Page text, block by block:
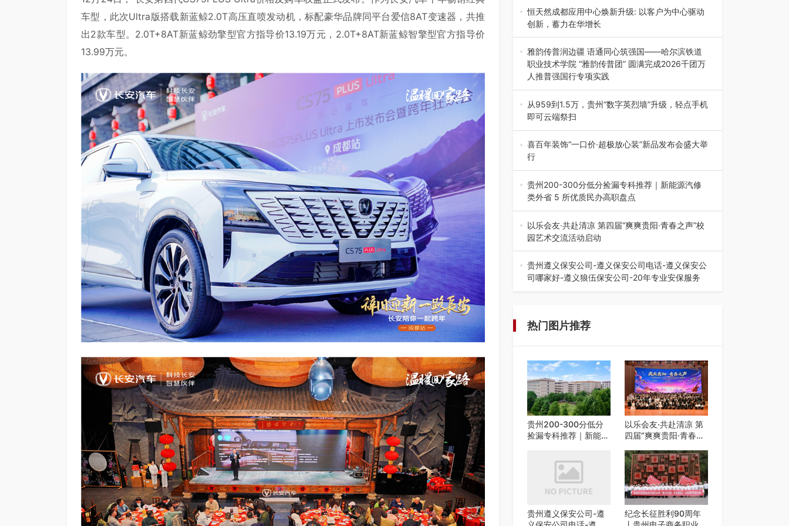
车型，此次Ultra版搭载新蓝鲸2.0T高压直喷发动机，标配豪华品牌同平台爱信8AT变速器，共推
出2款车型。2.0T+8AT新蓝鲸劲擎型官方指导价13.19万元，2.0T+8AT新蓝鲸智擎型官方指导价
13.99万元。
动目的地”（贵州站）主题…
恒天然成都应用中心焕新升级: 以客户为中心驱动
创新，蓄力在华增长
融合全球研发实力与本土洞察，深化客户共创，赋
能西南市场创新发展 （7月27日，成…
雅韵传普润边疆 语通同心筑强国——哈尔滨铁道
职业技术学院 “雅韵传普团” 圆满完成2026千团万
人推普强国行专项实践
为扎实推进2026“千团万人推普强国行”大学生暑
期社会实践，牢牢紧扣 “雅韵传普…
从959到1.5万，贵州“数字英烈墙”升级，轻点手机
即可云端祭扫
八一建军节到来之际，由贵州省退役军人事务厅指
导，贵阳市退役军人事务局联合贵州广电…
喜百年装饰“一口价·超极放心装”新品发布会盛大举
行
2026年7月31日，喜百年装饰“一口价·超极放心
装”新品发布会在贵阳隆重举行。…
贵州200-300分低分捡漏专科推荐｜新能源汽修
类外省 5 所优质民办高职盘点
在贵州省高考志愿填报体系中，200至300分数段
考生可选择的省内工科、新能源汽车…
以乐会友·共赴清凉 第四届“爽爽贵阳·青春之声”校
园艺术交流活动启动
七月的贵阳，清风送爽，第四届“爽爽贵阳·青春之
声”校园管弦乐（合唱）艺术交流活动…
贵州遵义保安公司-遵义保安公司电话-遵义保安公
司哪家好-遵义狼伍保安公司-20年专业安保服务
热门图片推荐
贵州200-300分低分
捡漏专科推荐｜新能源
以乐会友·共赴清凉 第
四届“爽爽贵阳·青春之
启动
贵州遵义保安公司-遵
纪念长征胜利90周年